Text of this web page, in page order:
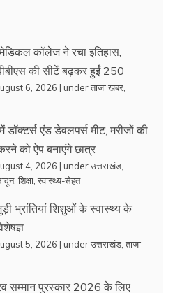
कॉलेज ने रचा इतिहास,
की सीटें बढ़कर हुईं 250
6, 2026 | underताजा खबर
डॉक्टर्स एंड डेवलपर्स मीट, मरीजों की
को ऐप बनाएंगे छात्र
4, 2026 | underउत्तराखंड
, शिक्षा स्वास्थ्य-सेहत
भ्रांतियां शिशुओं के स्वास्थ्य के
5, 2026 | underउत्तराखंड ताजा
सम्मान पुरस्कार 2026 के लिए